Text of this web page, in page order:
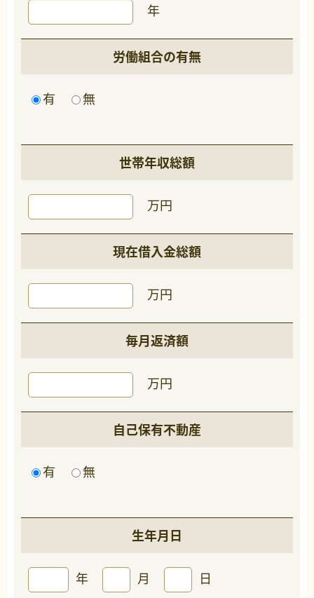
年
労働組合の有無
有 無
世帯年収総額
万円
現在借入金総額
万円
毎月返済額
万円
自己保有不動産
有 無
生年月日
年 月 日